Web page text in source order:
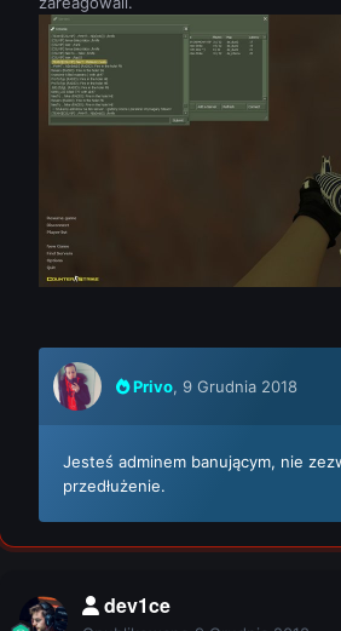
Privo, 9 Grudnia 2018
Jesteś adminem banującym, nie
przedłużenie.
dev1ce